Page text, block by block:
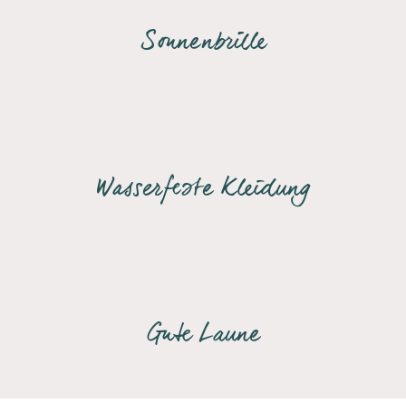
Sonnenbrille
Wasserfeste Kleidung
Gute Laune